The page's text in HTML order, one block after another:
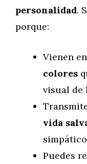
personalidad.
porque:
Vienen
colores
visual de
vida
Puedes